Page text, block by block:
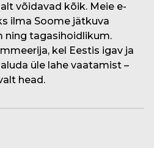
võidavad kõik. Meie e-
ilma Soome jätkuva
ning tagasihoidlikum.
kel Eestis igav ja
üle lahe vaatamist –
head.